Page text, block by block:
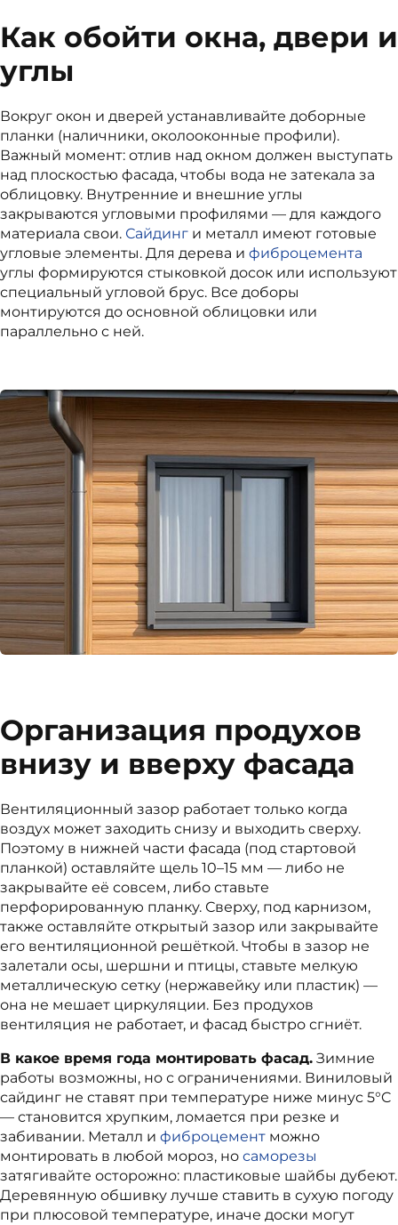
Как обойти окна, двери и
углы
Вокруг окон и дверей устанавливайте доборные
планки (наличники, околооконные профили).
Важный момент: отлив над окном должен выступать
над плоскостью фасада, чтобы вода не затекала за
облицовку. Внутренние и внешние углы
закрываются угловыми профилями — для каждого
материала свои. Сайдинг и металл имеют готовые
угловые элементы. Для дерева и фиброцемента
углы формируются стыковкой досок или используют
специальный угловой брус. Все доборы
монтируются до основной облицовки или
параллельно с ней.
Организация продухов
внизу и вверху фасада
Вентиляционный зазор работает только когда
воздух может заходить снизу и выходить сверху.
Поэтому в нижней части фасада (под стартовой
планкой) оставляйте щель 10–15 мм — либо не
закрывайте её совсем, либо ставьте
перфорированную планку. Сверху, под карнизом,
также оставляйте открытый зазор или закрывайте
его вентиляционной решёткой. Чтобы в зазор не
залетали осы, шершни и птицы, ставьте мелкую
металлическую сетку (нержавейку или пластик) —
она не мешает циркуляции. Без продухов
вентиляция не работает, и фасад быстро сгниёт.
В какое время года монтировать фасад. Зимние
работы возможны, но с ограничениями. Виниловый
сайдинг не ставят при температуре ниже минус 5°C
— становится хрупким, ломается при резке и
забивании. Металл и фиброцемент можно
монтировать в любой мороз, но саморезы
затягивайте осторожно: пластиковые шайбы дубеют.
Деревянную обшивку лучше ставить в сухую погоду
при плюсовой температуре, иначе доски могут